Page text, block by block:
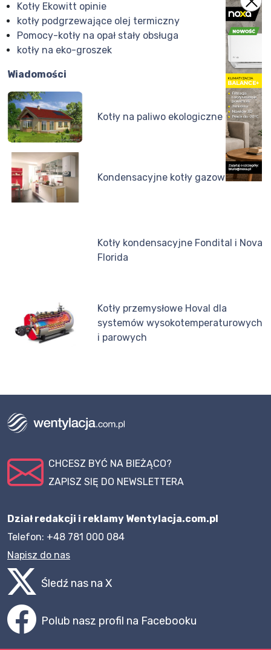
Kotły Ekowitt opinie
kotły podgrzewające olej termiczny
Pomocy-kotły na opał stały obsługa
kotły na eko-groszek
Wiadomości
Kotły na paliwo ekologiczne
Kondensacyjne kotły gazowe
Kotły kondensacyjne Fondital i Nova
Florida
Kotły przemysłowe Hoval dla
systemów wysokotemperaturowych
i parowych
CHCESZ BYĆ NA BIEŻĄCO?
ZAPISZ SIĘ DO NEWSLETTERA
Dział redakcji i reklamy Wentylacja.com.pl
Telefon: +48 781 000 084
Napisz do nas
Śledź nas na X
Polub nasz profil na Facebooku